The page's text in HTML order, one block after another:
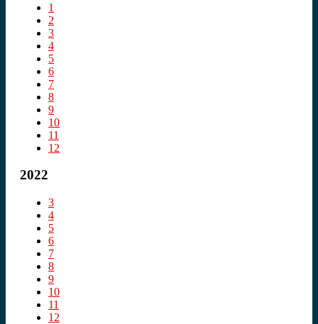
1
2
3
4
5
6
7
8
9
10
11
12
2022
3
4
5
6
7
8
9
10
11
12